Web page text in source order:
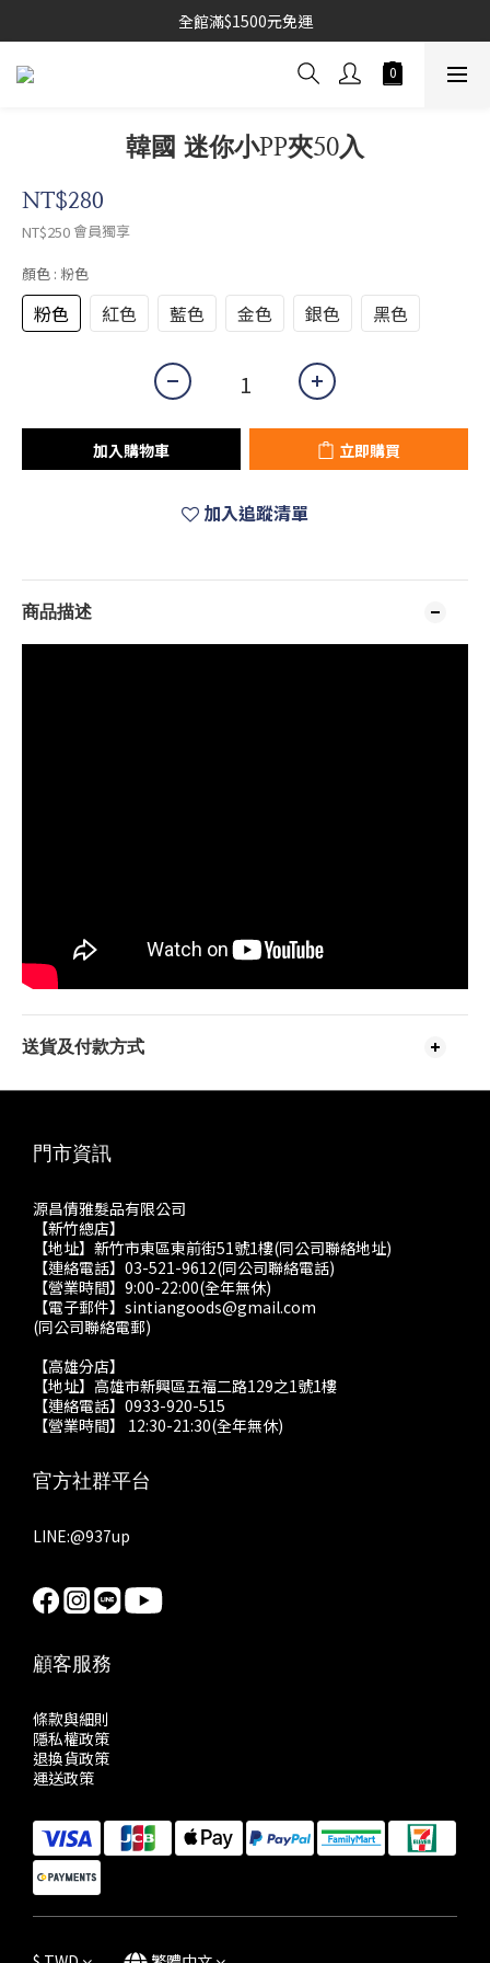
全館滿$1500元免運
韓國 迷你小PP夾50入
NT$280
NT$250會員獨享
顏色 : 粉色
粉色 紅色 藍色 金色 銀色 黑色
加入購物車 立即購買
加入追蹤清單
商品描述
送貨及付款方式
門市資訊
源昌倩雅髮品有限公司
【新竹總店】
【地址】新竹市東區東前街51號1樓(同公司聯絡地址)
【連絡電話】03-521-9612(同公司聯絡電話)
【營業時間】9:00-22:00(全年無休)
【電子郵件】sintiangoods@gmail.com
(同公司聯絡電郵)
【高雄分店】
【地址】高雄市新興區五福二路129之1號1樓
【連絡電話】0933-920-515
【營業時間】 12:30-21:30(全年無休)
官方社群平台
LINE:@937up
顧客服務
條款與細則
隱私權政策
退換貨政策
運送政策